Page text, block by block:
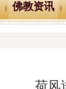
| 佛教资讯 |
荷风